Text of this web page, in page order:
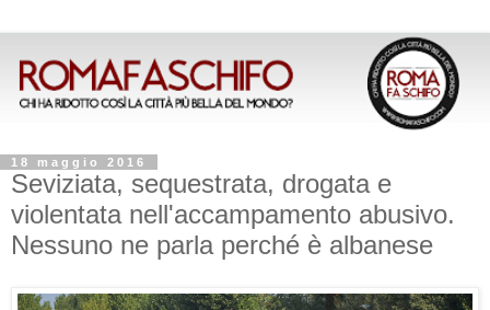
18 maggio 2016
Seviziata, sequestrata, drogata e
violentata nell'accampamento abusivo.
Nessuno ne parla perché è albanese